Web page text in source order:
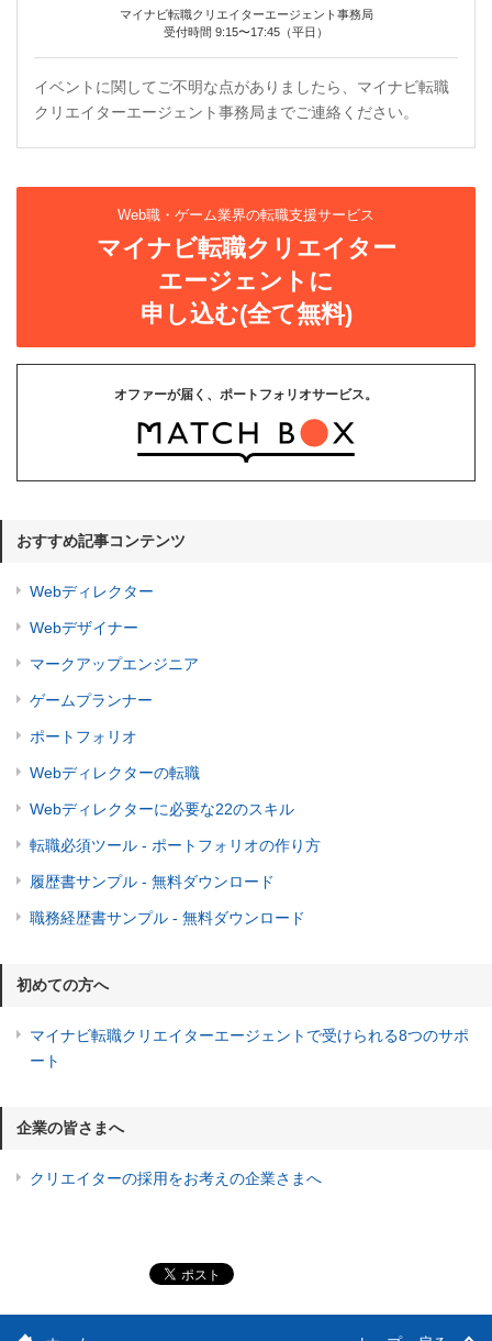
マイナビ転職クリエイターエージェント事務局
受付時間 9:15〜17:45（平日）
イベントに関してご不明な点がありましたら、マイナビ転職
クリエイターエージェント事務局までご連絡ください。
Web職・ゲーム業界の転職支援サービス
マイナビ転職クリエイター
エージェントに
申し込む(全て無料)
オファーが届く、ポートフォリオサービス。
おすすめ記事コンテンツ
Webディレクター
Webデザイナー
マークアップエンジニア
ゲームプランナー
ポートフォリオ
Webディレクターの転職
Webディレクターに必要な22のスキル
転職必須ツール - ポートフォリオの作り方
履歴書サンプル - 無料ダウンロード
職務経歴書サンプル - 無料ダウンロード
初めての方へ
マイナビ転職クリエイターエージェントで受けられる8つのサポ
ート
企業の皆さまへ
クリエイターの採用をお考えの企業さまへ